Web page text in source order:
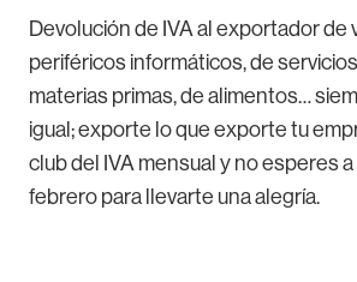
Devolución de IVA al exportador de
periféricos informáticos, de
materias primas, de alimentos…
igual; exporte lo que exporte tu
club del IVA mensual y no esperes
febrero para llevarte una alegría.